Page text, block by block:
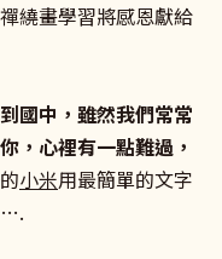
繞畫學習將感恩獻給
國中，雖然我們常常
，心裡有一點難過，
小米用最簡單的文字
….